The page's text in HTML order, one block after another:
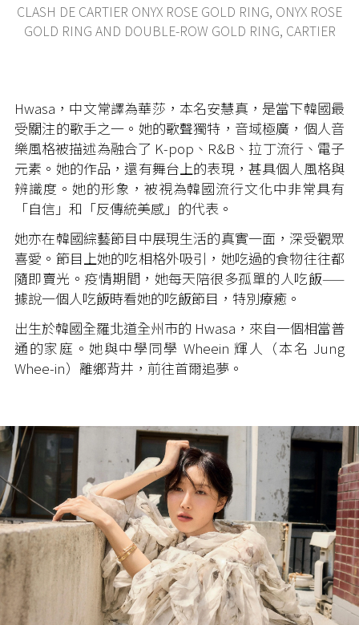
CLASH DE CARTIER ONYX ROSE GOLD RING, ONYX ROSE
GOLD RING AND DOUBLE-ROW GOLD RING, CARTIER
Hwasa，中文常譯為華莎，本名安慧真，是當下韓國最
受關注的歌手之一。她的歌聲獨特，音域極廣，個人音
樂風格被描述為融合了 K-pop、R&B、拉丁流行、電子
元素。她的作品，還有舞台上的表現，甚具個人風格與
辨識度。她的形象，被視為韓國流行文化中非常具有
「自信」和「反傳統美感」的代表。
她亦在韓國綜藝節目中展現生活的真實一面，深受觀眾
喜愛。節目上她的吃相格外吸引，她吃過的食物往往都
隨即賣光。疫情期間，她每天陪很多孤單的人吃飯——
據說一個人吃飯時看她的吃飯節目，特別療癒。
出生於韓國全羅北道全州市的 Hwasa，來自一個相當普
通的家庭。她與中學同學 Wheein 輝人（本名 Jung
Whee-in）離鄉背井，前往首爾追夢。